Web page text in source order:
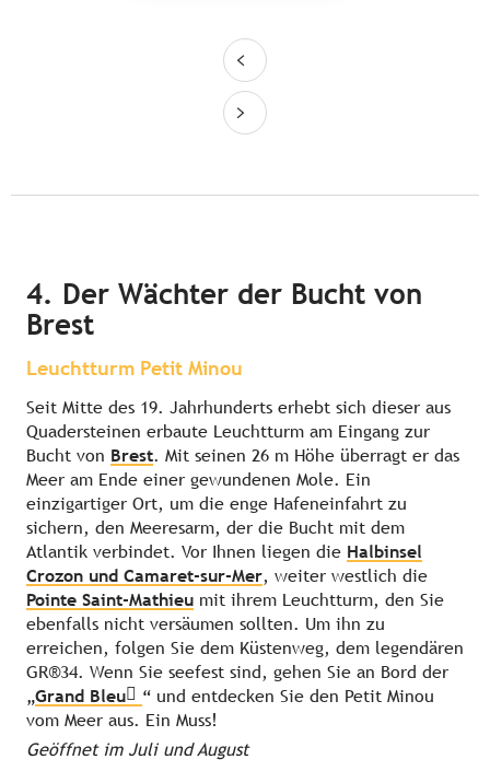
4. Der Wächter der Bucht von
Brest
Leuchtturm Petit Minou
Seit Mitte des 19. Jahrhunderts erhebt sich dieser aus
Quadersteinen erbaute Leuchtturm am Eingang zur
Bucht von Brest. Mit seinen 26 m Höhe überragt er das
Meer am Ende einer gewundenen Mole. Ein
einzigartiger Ort, um die enge Hafeneinfahrt zu
sichern, den Meeresarm, der die Bucht mit dem
Atlantik verbindet. Vor Ihnen liegen die Halbinsel
Crozon und Camaret-sur-Mer, weiter westlich die
Pointe Saint-Mathieu mit ihrem Leuchtturm, den Sie
ebenfalls nicht versäumen sollten. Um ihn zu
erreichen, folgen Sie dem Küstenweg, dem legendären
GR®34. Wenn Sie seefest sind, gehen Sie an Bord der
„Grand Bleu
“ und entdecken Sie den Petit Minou
vom Meer aus. Ein Muss!
Geöffnet im Juli und August